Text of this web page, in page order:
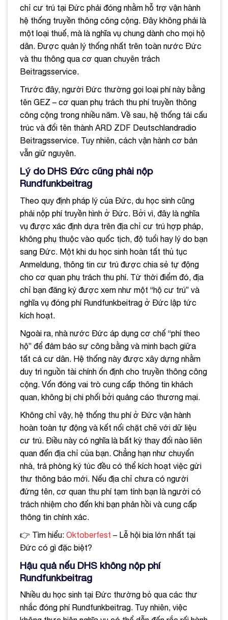
chỉ cư trú tại Đức phải đóng nhằm hỗ trợ vận hành
hệ thống truyền thông công cộng. Đây không phải là
một loại thuế, mà là nghĩa vụ chung dành cho mọi hộ
dân. Được quản lý thống nhất trên toàn nước Đức
và thu thông qua cơ quan chuyên trách
Beitragsservice.
Trước đây, người Đức thường gọi loại phí này bằng
tên GEZ – cơ quan phụ trách thu phí truyền thông
công cộng trong nhiều năm. Về sau, hệ thống tái cấu
trúc và đổi tên thành ARD ZDF Deutschlandradio
Beitragsservice. Tuy nhiên, cách vận hành cơ bản
vẫn giữ nguyên.
Lý do DHS Đức cũng phải nộp
Rundfunkbeitrag
Theo quy định pháp lý của Đức, du học sinh cũng
phải nộp phí truyền hình ở Đức. Bởi vì, đây là nghĩa
vụ được xác định dựa trên địa chỉ cư trú hợp pháp,
không phụ thuộc vào quốc tịch, độ tuổi hay lý do bạn
sang Đức. Một khi du học sinh hoàn tất thủ tục
Anmeldung, thông tin cư trú được chia sẻ tự động
cho cơ quan phụ trách thu phí. Từ thời điểm đó, địa
chỉ bạn đăng ký được xem như một “hộ cư trú” và
nghĩa vụ đóng phí Rundfunkbeitrag ở Đức lập tức
kích hoạt.
Ngoài ra, nhà nước Đức áp dụng cơ chế “phí theo
hộ” để đảm bảo sự công bằng và minh bạch giữa
tất cả cư dân. Hệ thống này được xây dựng nhằm
duy trì nguồn tài chính ổn định cho truyền thông công
cộng. Vốn đóng vai trò cung cấp thông tin khách
quan, không bị chi phối bởi quảng cáo thương mại.
Không chỉ vậy, hệ thống thu phí ở Đức vận hành
hoàn toàn tự động và kết nối chặt chẽ với dữ liệu
cư trú. Điều này có nghĩa là bất kỳ thay đổi nào liên
quan đến địa chỉ của bạn. Chẳng hạn như chuyển
nhà, trả phòng ký túc đều có thể kích hoạt việc gửi
thư thông báo mới. Nếu địa chỉ chưa có người
đứng tên, cơ quan thu phí tạm tính bạn là người có
trách nhiệm cho đến khi bạn phản hồi và cung cấp
thông tin chính xác.
👉 Tìm hiểu: Oktoberfest – Lễ hội bia lớn nhất tại
Đức có gì đặc biệt?
Hậu quả nếu DHS không nộp phí
Rundfunkbeitrag
Nhiều du học sinh tại Đức thường bỏ qua các thư
nhắc đóng phí Rundfunkbeitrag. Tuy nhiên, việc